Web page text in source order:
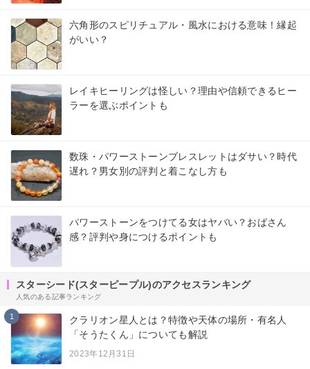
六角形のスピリチュアル・風水における意味！縁起
がいい？
レイキヒーリングは怪しい？理由や信頼できるヒー
ラーを選ぶポイントも
数珠・パワーストーンブレスレットはダサい？時代
遅れ？男女別の評判と着こなし方も
パワーストーンをつけてる女はヤバい？おばさん
感？評判や身につけるポイントも
スターシード(スターピープル)のアクセスランキング
人気のある記事ランキング
1
クラリオン星人とは？特徴や天体の場所・有名人
「そうたくん」についても解説
2023年12月31日